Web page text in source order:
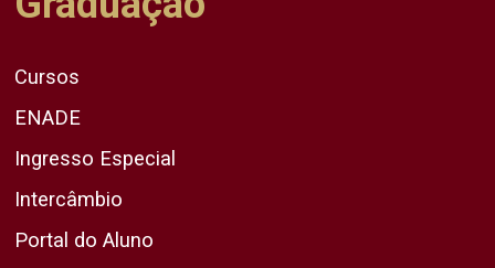
Cursos
ENADE
Ingresso Especial
Intercâmbio
Portal do Aluno